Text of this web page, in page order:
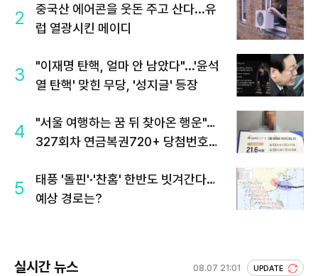
2
중국산 에어콘을 웃돈 주고 산다...유
럽 열광시킨 메이디
3
"이재명 탄핵, 얼마 안 남았다"...'윤석
열 탄핵' 맞힌 무당, '성지글' 등장
4
"서울 여행하는 꿈 뒤 찾아온 행운"…
327회차 연금복권720+ 당첨번호조
5
태풍 '돌핀'·'찬홈' 한반도 빗겨간다…
예상 경로는?
실시간 뉴스 08.07 21:01 UPDATE